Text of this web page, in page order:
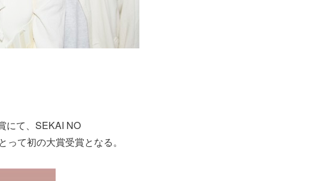
にて、SEKAI NO
て初の大賞受賞となる。